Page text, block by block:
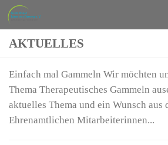
Zum Inhalt springen
AKTUELLES
Einfach mal Gammeln Wir möchten
Thema Therapeutisches Gammeln
aktuelles Thema und ein Wunsch aus
Ehrenamtlichen Mitarbeiterinnen...